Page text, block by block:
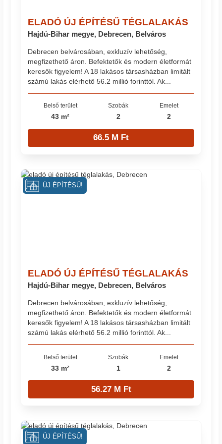
ELADÓ ÚJ ÉPÍTÉSŰ TÉGLALAKÁS
Hajdú-Bihar megye, Debrecen, Belváros
Debrecen belvárosában, exkluzív lehetőség,
megfizethető áron. Befektetők és modern életformát
keresők figyelem! A 18 lakásos társasházban limitált
számú lakás elérhető 56.2 millió forinttól. Ak...
Belső terület
43 m²
Szobák
2
Emelet
2
66.5 M Ft
ELADÓ ÚJ ÉPÍTÉSŰ TÉGLALAKÁS
Hajdú-Bihar megye, Debrecen, Belváros
Debrecen belvárosában, exkluzív lehetőség,
megfizethető áron. Befektetők és modern életformát
keresők figyelem! A 18 lakásos társasházban limitált
számú lakás elérhető 56.2 millió forinttól. Ak...
Belső terület
33 m²
Szobák
1
Emelet
2
56.27 M Ft
ÚJ ÉPÍTÉSŰ!
ÚJ ÉPÍTÉSŰ!